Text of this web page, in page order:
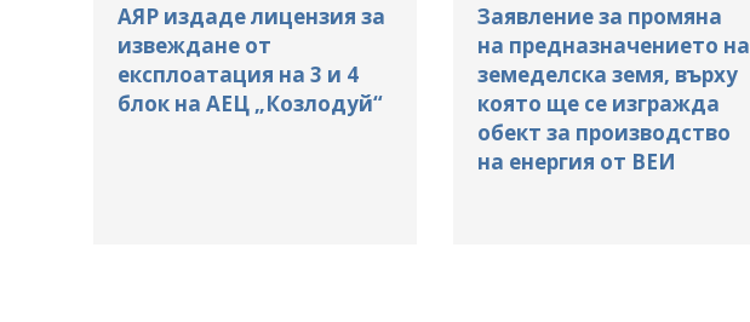
АЯР издаде лицензия за
извеждане от
експлоатация на 3 и 4
блок на АЕЦ „Козлодуй“
Заявление за промяна
на предназначението на
земеделска земя, върху
която ще се изгражда
обект за производство
на енергия от ВЕИ